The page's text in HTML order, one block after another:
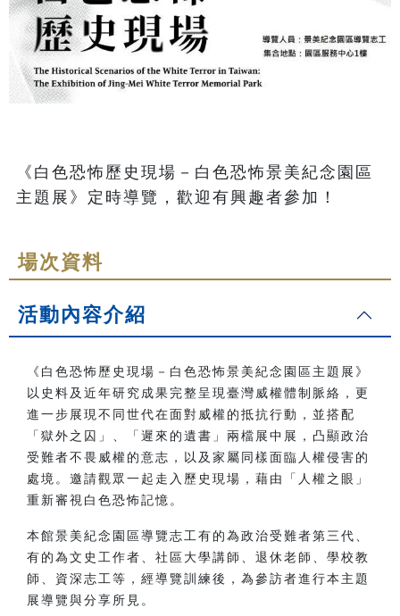
《白色恐怖歷史現場－白色恐怖景美紀念園區
主題展》定時導覽，歡迎有興趣者參加！
場次資料
活動內容介紹
《白色恐怖歷史現場－白色恐怖景美紀念園區主題展》
以史料及近年研究成果完整呈現臺灣威權體制脈絡，更
進一步展現不同世代在面對威權的抵抗行動，並搭配
「獄外之囚」、「遲來的遺書」兩檔展中展，凸顯政治
受難者不畏威權的意志，以及家屬同樣面臨人權侵害的
處境。邀請觀眾一起走入歷史現場，藉由「人權之眼」
重新審視白色恐怖記憶。
本館景美紀念園區導覽志工有的為政治受難者第三代、
有的為文史工作者、社區大學講師、退休老師、學校教
師、資深志工等，經導覽訓練後，為參訪者進行本主題
展導覽與分享所見。